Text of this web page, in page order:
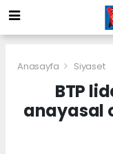
Anasayfa Siyaset
BTP
anayasal